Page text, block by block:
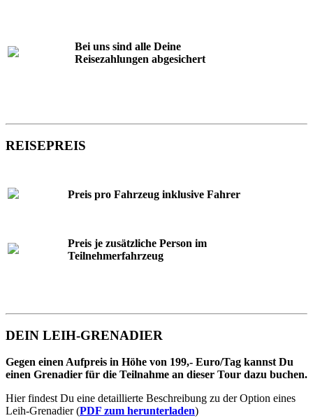
Bei uns sind alle Deine
Reisezahlungen abgesichert
REISEPREIS
Preis pro Fahrzeug inklusive Fahrer
Preis je zusätzliche Person im
Teilnehmerfahrzeug
DEIN LEIH-GRENADIER
Gegen einen Aufpreis in Höhe von 199,- Euro/Tag kannst Du
einen Grenadier für die Teilnahme an dieser Tour dazu buchen.
Hier findest Du eine detaillierte Beschreibung zu der Option eines
Leih-Grenadier (PDF zum herunterladen)